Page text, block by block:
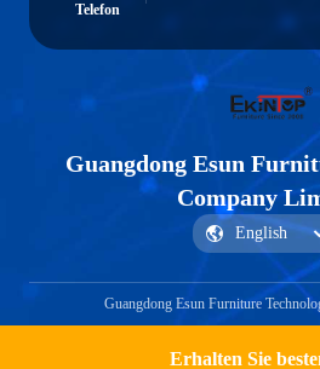
Erhalten Sie
Telefon
Guangdong Esun
Company
Guangdong Esun Furniture